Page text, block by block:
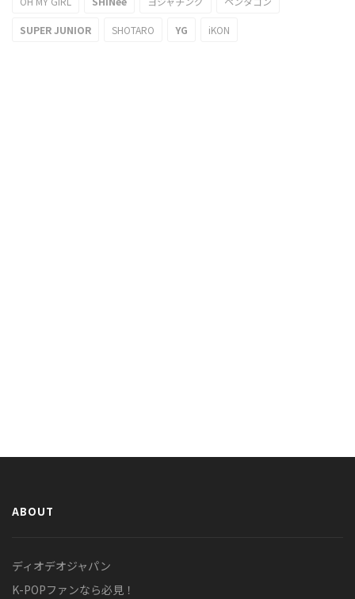
SUPER JUNIOR SHOTARO YG iKON
ABOUT
ディオデオジャパン
K-POPファンなら必見！